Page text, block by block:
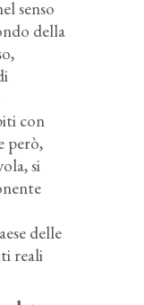
senso
della
con
però,
si
delle
reali